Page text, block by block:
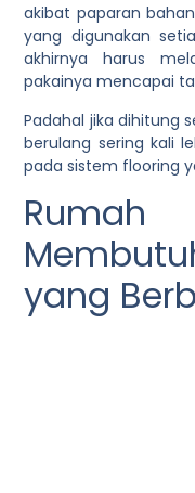
akibat paparan
yang digunakan
akhirnya harus
pakainya mencapai
Padahal jika dihitung
berulang sering kali
pada sistem flooring
yang